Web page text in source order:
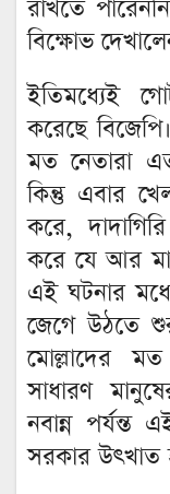
রাখতে
বিক্ষোভ
ইতিমধ্যেই
করেছে
মত নেতারা
কিন্তু এবার
করে,
করে যে আর
এই ঘটনার
জেগে উঠতে
মোল্লাদের
সাধারণ
নবান্ন পর্যন্ত
সরকার উৎখাত